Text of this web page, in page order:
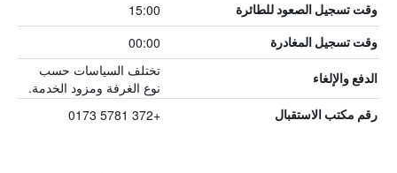
وقت تسجيل الصعود للطائرة 15:00
وقت تسجيل المغادرة 00:00
الدفع والإلغاء
تختلف السياسات حسب
نوع الغرفة ومزود الخدمة.
رقم مكتب الاستقبال +372 5781 0173